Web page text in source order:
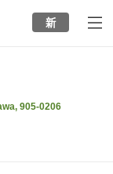
新
905-0206